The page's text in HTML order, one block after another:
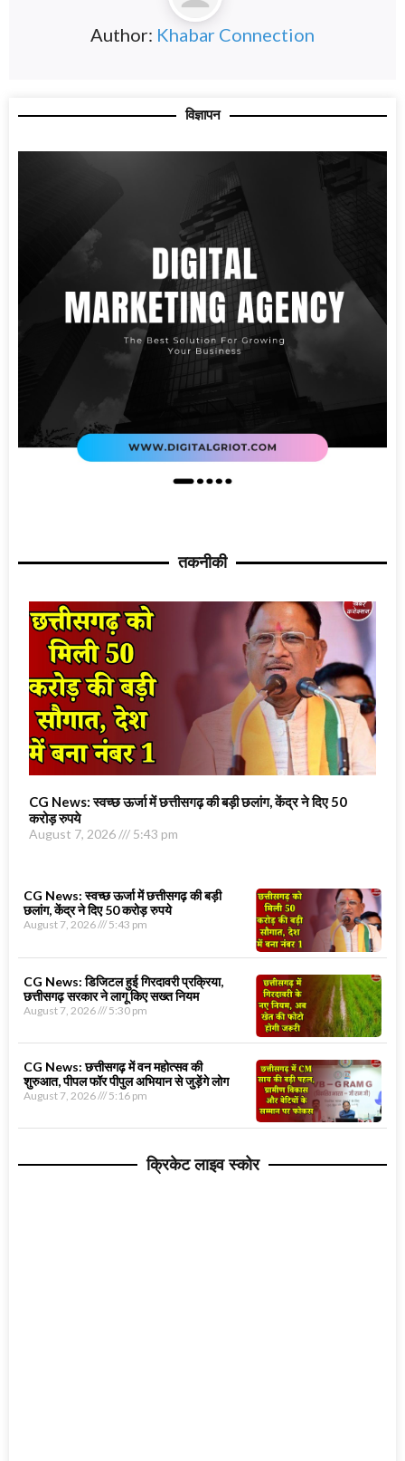
Author: Khabar Connection
विज्ञापन
तकनीकी
CG News: स्वच्छ ऊर्जा में छत्तीसगढ़ की बड़ी छलांग, केंद्र ने दिए 50
करोड़ रुपये
August 7, 2026 5:43 pm
CG News: स्वच्छ ऊर्जा में छत्तीसगढ़ की बड़ी
छलांग, केंद्र ने दिए 50 करोड़ रुपये
August 7, 2026 5:43 pm
CG News: डिजिटल हुई गिरदावरी प्रक्रिया,
छत्तीसगढ़ सरकार ने लागू किए सख्त नियम
August 7, 2026 5:30 pm
CG News: छत्तीसगढ़ में वन महोत्सव की
शुरुआत, पीपल फॉर पीपुल अभियान से जुड़ेंगे लोग
August 7, 2026 5:16 pm
क्रिकेट लाइव स्कोर